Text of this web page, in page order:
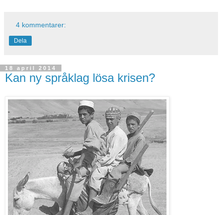
4 kommentarer:
Dela
18 april 2014
Kan ny språklag lösa krisen?